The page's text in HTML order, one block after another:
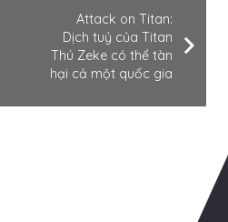
Attack on Titan:
Dịch tuỷ của Titan
Thú Zeke có thể tàn
hại cả một quốc gia